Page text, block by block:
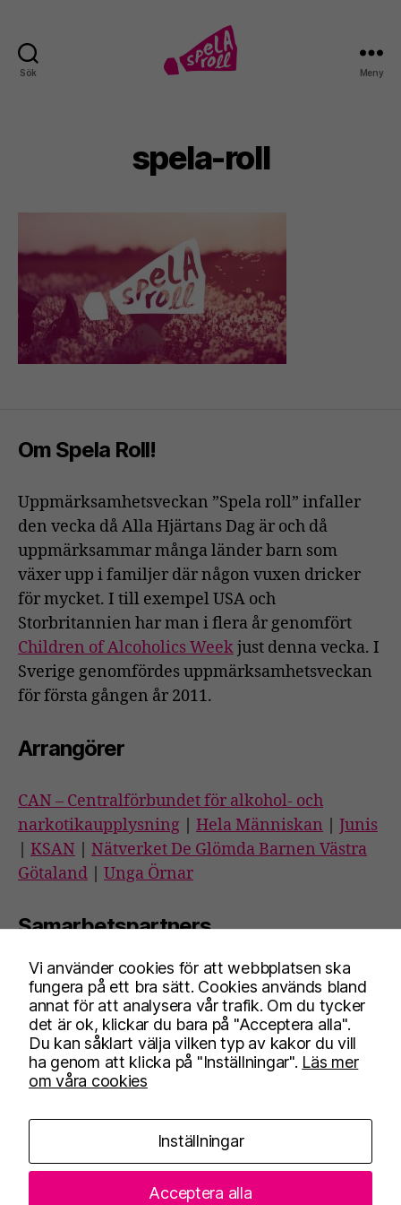
Sök Meny
spela-roll
Om Spela Roll!
Uppmärksamhetsveckan ”Spela roll” infaller
den vecka då Alla Hjärtans Dag är och då
uppmärksammar många länder barn som
växer upp i familjer där någon vuxen dricker
för mycket. I till exempel USA och
Storbritannien har man i flera år genomfört
Children of Alcoholics Weekjust denna vecka. I
Sverige genomfördes uppmärksamhetsveckan
för första gången år 2011.
Arrangörer
CAN – Centralförbundet för alkohol- och
narkotikaupplysning
Hela Människan
Junis
KSAN
Nätverket De Glömda Barnen Västra
Götaland
Unga Örnar
Samarbetspartners
Blå Bandet|Nykterhetsrörelsens
bildningsverksamhet| Riksförbundet SIMON|
Frisksportrörelsen| Stiftelsen Trygga barnen
Kontakt Anpassa cookies
Vi använder cookies för att webbplatsen ska
fungera på ett bra sätt. Cookies används bland
annat för att analysera vår trafik. Om du tycker
det är ok, klickar du bara på "Acceptera alla".
Du kan såklart välja vilken typ av kakor du vill
ha genom att klicka på "Inställningar". Läs mer
om våra cookies
Inställningar
Acceptera alla